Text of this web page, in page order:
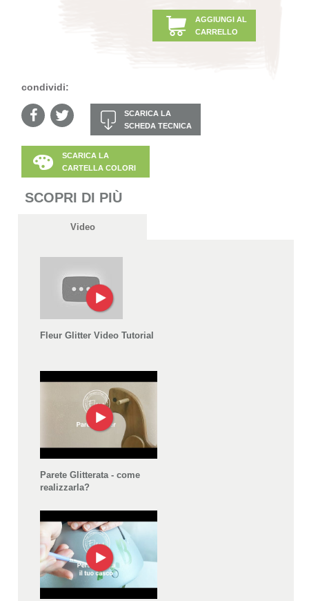
AGGIUNGI AL
CARRELLO
condividi:
SCARICA LA
SCHEDA TECNICA
SCARICA LA
CARTELLA COLORI
SCOPRI DI PIÙ
Video
Fleur Glitter Video Tutorial
Parete Glitterata - come
realizzarla?